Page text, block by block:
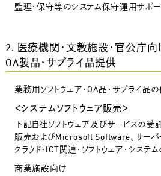
監理・保守等のシステム保守運用サポー
2. 医療機関・文教施設・官公庁向
OA製品・サプライ品提供
業務用ソフトウェア・OA品・サプライ品
＜システムソフトウェア販売＞
下記自社ソフトウェア及びサービスの受
販売およびMicrosoft Software、サーバ
クラウド・ICT関連・ソフトウェア・シス
商業施設向け